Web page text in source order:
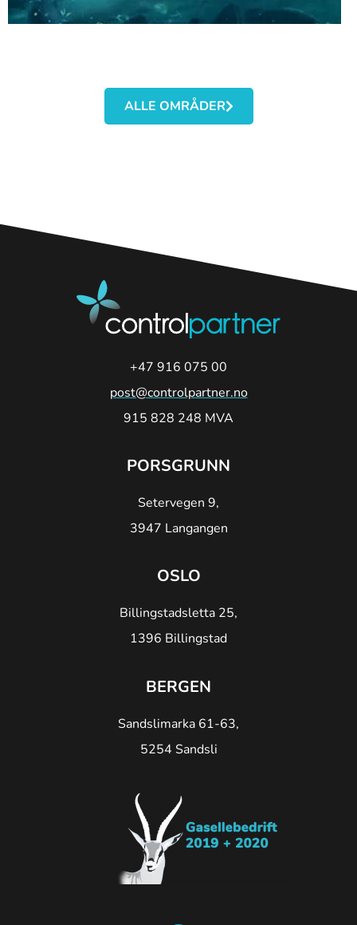
ALLE OMRÅDER
+47 916 075 00
post@controlpartner.no
915 828 248 MVA
PORSGRUNN
Setervegen 9,
3947 Langangen
OSLO
Billingstadsletta 25,
1396 Billingstad
BERGEN
Sandslimarka 61-63,
5254 Sandsli